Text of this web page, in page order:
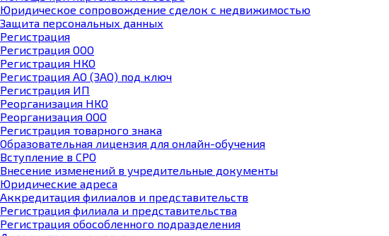
Юридическое cопровождение сделок с недвижимостью
Защита персональных данных
Регистрация
Регистрация ООО
Регистрация НКО
Регистрация АО (ЗАО) под ключ
Регистрация ИП
Реорганизация НКО
Реорганизация ООО
Регистрация товарного знака
Образовательная лицензия для онлайн-обучения
Вступление в СРО
Внесение изменений в учредительные документы
Юридические адреса
Аккредитация филиалов и представительств
Регистрация филиала и представительства
Регистрация обособленного подразделения